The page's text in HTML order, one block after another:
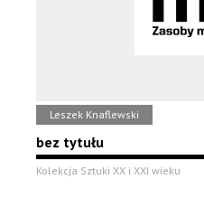
Leszek Knaflewski
bez tytułu
Kolekcja Sztuki XX i XXI wieku